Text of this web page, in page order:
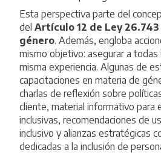
Esta perspectiva parte del
del Artículo 12 de Ley
género. Además, engloba
mismo objetivo: asegurar a todas
misma experiencia. Algunas de
capacitaciones en materia de
charlas de reflexión sobre
cliente, material informativo para
inclusivas, recomendaciones de
inclusivo y alianzas estratégicas
dedicadas a la inclusión de